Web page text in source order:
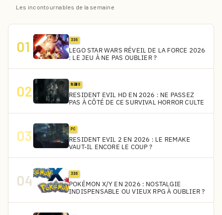
Les incontournables de la semaine
01 3DS
LEGO STAR WARS RÉVEIL DE LA FORCE 2026
: LE JEU À NE PAS OUBLIER ?
02 NEWS
RESIDENT EVIL HD EN 2026 : NE PASSEZ
PAS À CÔTÉ DE CE SURVIVAL HORROR CULTE
03 PC
RESIDENT EVIL 2 EN 2026 : LE REMAKE
VAUT-IL ENCORE LE COUP ?
04 3DS
POKÉMON X/Y EN 2026 : NOSTALGIE
INDISPENSABLE OU VIEUX RPG À OUBLIER ?